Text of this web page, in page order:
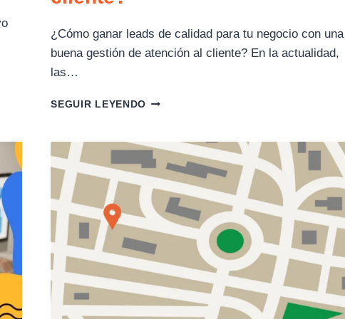
¿Cómo ganar leads de calidad para tu negocio con una
buena gestión de atención al cliente? En la actualidad,
las…
SEGUIR LEYENDO¿CÓMO
CON
UNA
BUENA
GESTIÓN
DE
ATENCIÓN
AL
CLIENTE?